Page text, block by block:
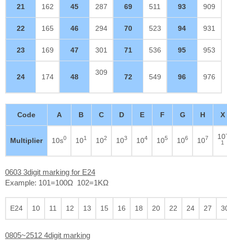
21 162 45 287 69 511 93 909
22 165 46 294 70 523 94 931
23 169 47 301 71 536 95 953
24 174 48
309
72 549 96 976
Code A B C D E F G H X
Multiplier 10s0 101 102 103 104 105 106 107 10-
1
0603 3digit marking for E24
Example: 101=100Ω 102=1KΩ
E24 10 11 12 13 15 16 18 20 22 24 27
0805~2512 4digit marking